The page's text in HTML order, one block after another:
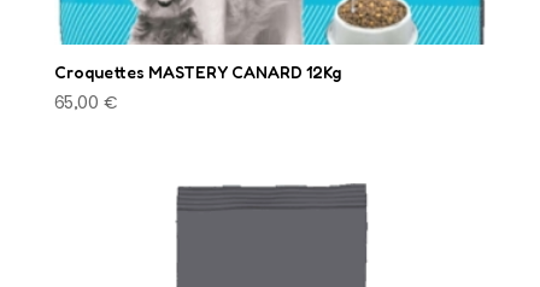
Croquettes MASTERY CANARD 12Kg
65,00 €